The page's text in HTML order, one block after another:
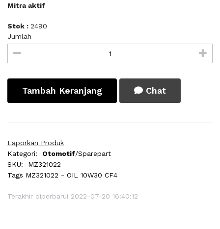
Mitra aktif
Stok : 2490
Jumlah
Tambah Keranjang Chat
Laporkan Produk
Kategori:
Otomotif/Sparepart
SKU:
MZ321022
Tags MZ321022 - OIL 10W30 CF4
Terakhir diperbarui 2022-07-20 16:40:12